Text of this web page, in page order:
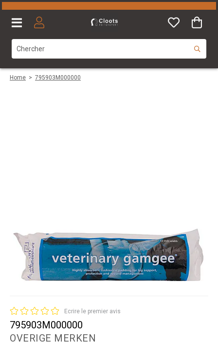
Home > 795903M000000
Ecrire le premier avis
795903M000000
OVERIGE MERKEN